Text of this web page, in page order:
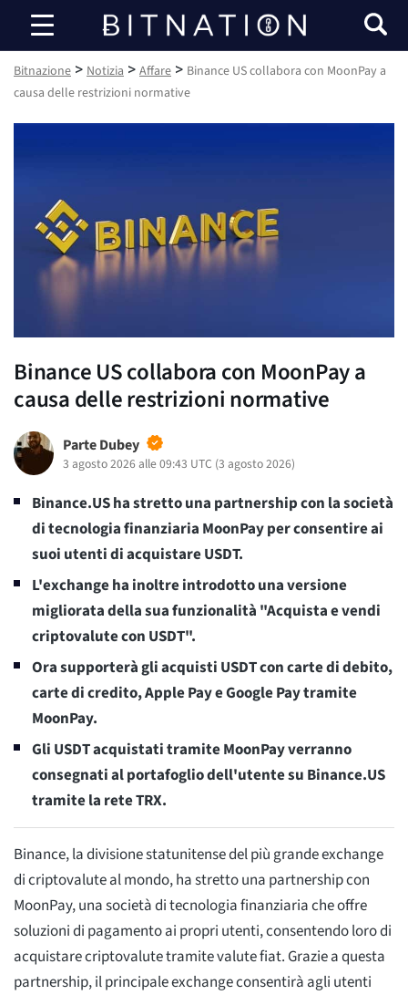
Bitnazione
Bitnazione > Notizia > Affare > Binance US collabora con MoonPay a
causa delle restrizioni normative
Binance US collabora con MoonPay a
causa delle restrizioni normative
Parte Dubey
3 agosto 2026 alle 09:43 UTC (3 agosto 2026)
Binance.US ha stretto una partnership con la società
di tecnologia finanziaria MoonPay per consentire ai
suoi utenti di acquistare USDT.
L'exchange ha inoltre introdotto una versione
migliorata della sua funzionalità "Acquista e vendi
criptovalute con USDT".
Ora supporterà gli acquisti USDT con carte di debito,
carte di credito, Apple Pay e Google Pay tramite
MoonPay.
Gli USDT acquistati tramite MoonPay verranno
consegnati al portafoglio dell'utente su Binance.US
tramite la rete TRX.
Binance, la divisione statunitense del più grande exchange
di criptovalute al mondo, ha stretto una partnership con
MoonPay, una società di tecnologia finanziaria che offre
soluzioni di pagamento ai propri utenti, consentendo loro di
acquistare criptovalute tramite valute fiat. Grazie a questa
partnership, il principale exchange consentirà agli utenti